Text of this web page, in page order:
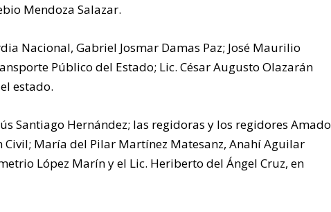
Mendoza Salazar.
Nacional, Gabriel Josmar Damas Paz; José Maurilio
Público del Estado; Lic. César Augusto Olazarán
estado.
Santiago Hernández; las regidoras y los regidores Amado
María del Pilar Martínez Matesanz, Anahí Aguilar
López Marín y el Lic. Heriberto del Ángel Cruz, en